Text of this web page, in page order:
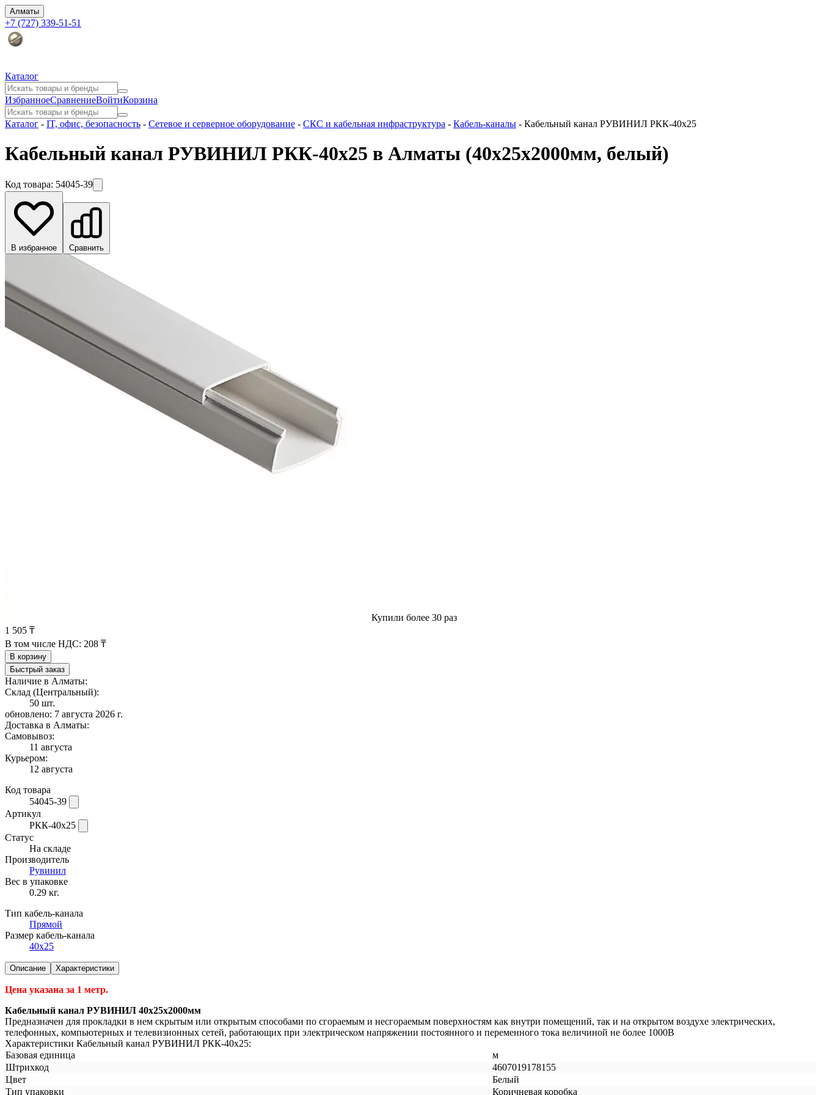
Алматы
+7 (727) 339-51-51
Каталог
ИзбранноеСравнениеВойтиКорзина
Каталог - IT, офис, безопасность - Сетевое и серверное оборудование - СКС и кабельная инфраструктура - Кабель-каналы - Кабельный канал РУВИНИЛ РКК-40х25
Кабельный канал РУВИНИЛ РКК-40х25 в Алматы (40х25х2000мм, белый)
Код товара: 54045-39
В избранное Сравнить
Купили более 30 раз
1 505 ₸
В том числе НДС: 208 ₸
В корзину
Быстрый заказ
Наличие в Алматы:
Склад (Центральный):
50 шт.
обновлено: 7 августа 2026 г.
Доставка в Алматы:
Самовывоз:
11 августа
Курьером:
12 августа
Код товара
54045-39
Артикул
РКК-40х25
Статус
На складе
Производитель
Рувинил
Вес в упаковке
0.29 кг.
Тип кабель-канала
Прямой
Размер кабель-канала
40x25
Описание Характеристики
Цена указана за 1 метр.
Кабельный канал РУВИНИЛ 40х25х2000мм
Предназначен для прокладки в нем скрытым или открытым способами по сгораемым и несгораемым поверхностям как внутри помещений, так и на открытом воздухе электрических,
телефонных, компьютерных и телевизионных сетей, работающих при электрическом напряжении постоянного и переменного тока величиной не более 1000В
Характеристики Кабельный канал РУВИНИЛ РКК-40х25:
Базовая единица
м
Штрихкод
4607019178155
Цвет
Белый
Тип упаковки
Коричневая коробка